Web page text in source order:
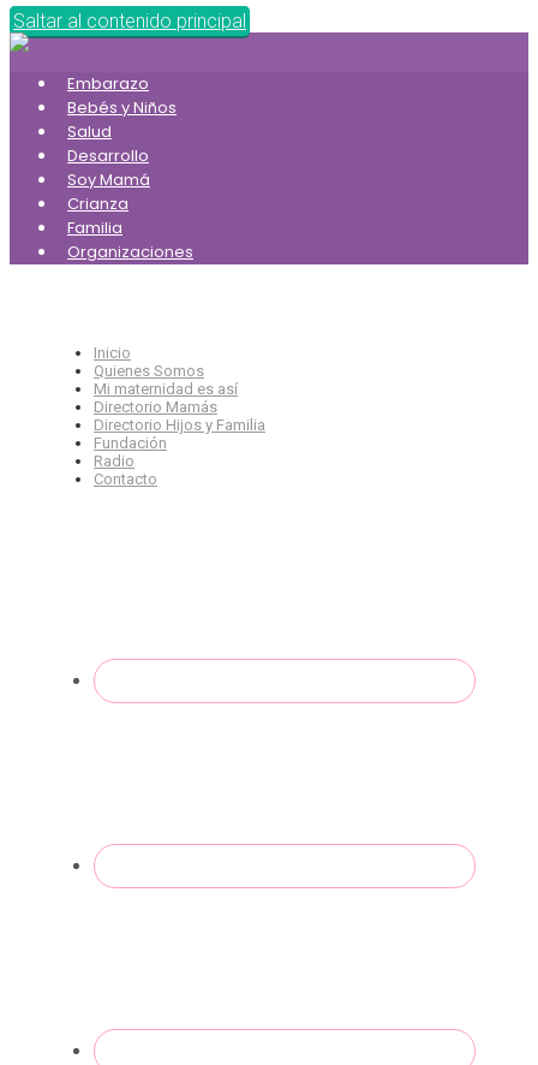
Saltar al contenido principal
Embarazo
Bebés y Niños
Salud
Desarrollo
Soy Mamá
Crianza
Familia
Organizaciones
Inicio
Quienes Somos
Mi maternidad es así
Directorio Mamás
Directorio Hijos y Familia
Fundación
Radio
Contacto